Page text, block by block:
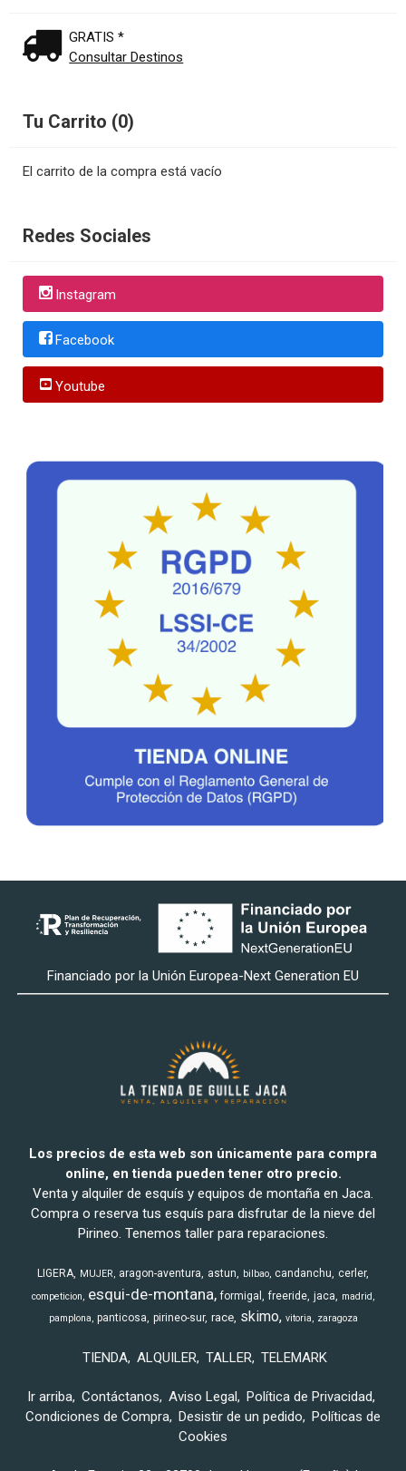
GRATIS *
Consultar Destinos
Tu Carrito (0)
El carrito de la compra está vacío
Redes Sociales
Instagram
Facebook
Youtube
Financiado por la Unión Europea-Next Generation EU
Los precios de esta web son únicamente para compra
online, en tienda pueden tener otro precio.
Venta y alquiler de esquís y equipos de montaña en Jaca.
Compra o reserva tus esquís para disfrutar de la nieve del
Pirineo. Tenemos taller para reparaciones.
LIGERA MUJER aragon-aventura astun bilbao candanchu cerler
competicion esqui-de-montana formigal freeride jaca
madrid
pamplona panticosa pirineo-sur race skimo vitoria zaragoza
TIENDA ALQUILER TALLER TELEMARK
Ir arriba Contáctanos Aviso Legal
Política de Privacidad
Condiciones de Compra Desistir de un pedido
Políticas de
Cookies